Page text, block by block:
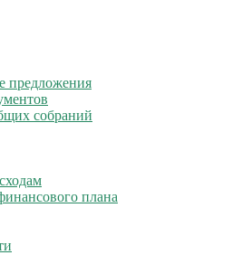
предложения
собраний
плана